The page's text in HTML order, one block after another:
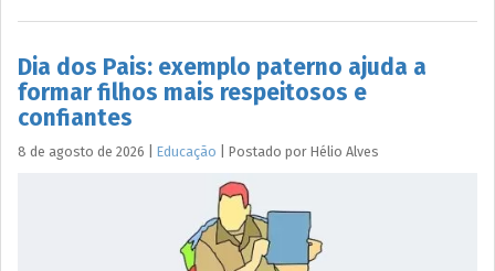
Dia dos Pais: exemplo paterno ajuda a
formar filhos mais respeitosos e
confiantes
8 de agosto de 2026 Educação Postado por Hélio Alves